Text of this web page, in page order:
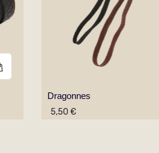
Dragonnes
5,50 €